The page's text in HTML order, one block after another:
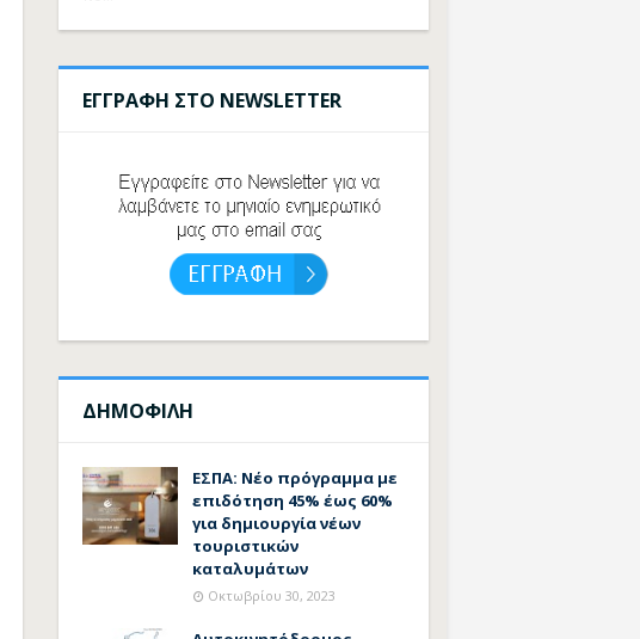
ΕΓΓΡΑΦΗ ΣΤΟ NEWSLETTER
ΔΗΜΟΦΙΛΗ
ΕΣΠΑ: Νέο πρόγραμμα με
επιδότηση 45% έως 60%
για δημιουργία νέων
τουριστικών
καταλυμάτων
Οκτωβρίου 30, 2023